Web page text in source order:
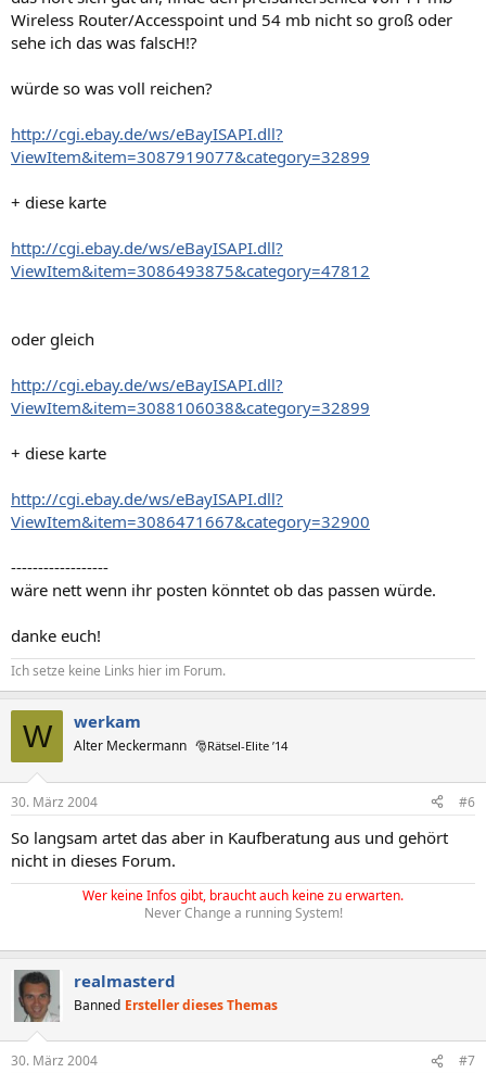
Wireless Router/Accesspoint und 54 mb nicht so groß oder
sehe ich das was falscH!?
würde so was voll reichen?
http://cgi.ebay.de/ws/eBayISAPI.dll?
ViewItem&item=3087919077&category=32899
+ diese karte
http://cgi.ebay.de/ws/eBayISAPI.dll?
ViewItem&item=3086493875&category=47812
oder gleich
http://cgi.ebay.de/ws/eBayISAPI.dll?
ViewItem&item=3088106038&category=32899
+ diese karte
http://cgi.ebay.de/ws/eBayISAPI.dll?
ViewItem&item=3086471667&category=32900
------------------
wäre nett wenn ihr posten könntet ob das passen würde.
danke euch!
Ich setze keine Links hier im Forum.
W werkam
Alter Meckermann 🎅Rätsel-Elite ’14
30. März 2004 #6
So langsam artet das aber in Kaufberatung aus und gehört
nicht in dieses Forum.
Wer keine Infos gibt, braucht auch keine zu erwarten.
Never Change a running System!
realmasterd
Banned Ersteller dieses Themas
30. März 2004 #7